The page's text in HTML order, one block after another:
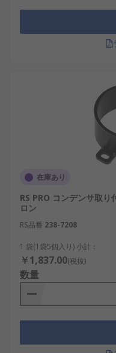
在庫あり
RS PRO コンデンサ取
ロン
RS品番 238-7208
1 袋(1袋5個入り) 小計：
￥1,837.00(税抜)
数量